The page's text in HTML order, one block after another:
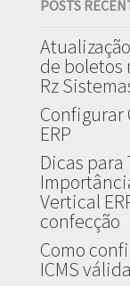
POSTS
de boletos
Rz
Configurar
ERP
Dicas para
Vertical
confecção
Como
ICMS